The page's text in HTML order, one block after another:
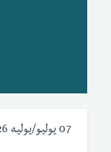
07 يوليو/يوليه 2026